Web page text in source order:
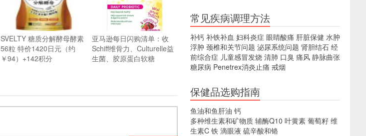
SVELTY 糖质分解酵母酵素
56粒 特价1420日元（约
￥94）+142积分
亚马逊每日闪购清单：收
Schiff维骨力、Culturelle益
生菌、胶原蛋白软糖
常见疾病调理方法
补钙 补铁补血 妇科炎症 眼睛酸痛 肝脏保健 水肿
浮肿 颈椎和关节问题 泌尿系统问题 肾胆结石 经
前综合症 儿童感冒发烧 清肺 口臭 痛风 静脉曲张
糖尿病 Penetrex消炎止痛 戒烟
保健品选购指南
鱼油和鱼肝油 钙
多种维生素和矿物质 辅酶Q10 叶黄素 葡萄籽 维
生素C 铁 滴眼液 硫辛酸和铬